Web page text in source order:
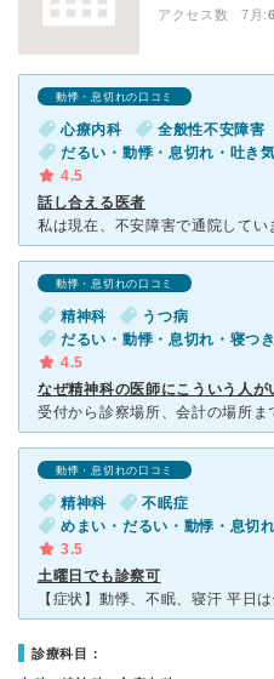
アクセス数 7月:
動悸・息切れの口コミ
心療内科
全般性不安障害
4.5
話し合える医者
動悸・息切れの口コミ
精神科
うつ病
4.5
なぜ精神科の医師にこういう人が
動悸・息切れの口コミ
精神科
不眠症
めまい・だるい・動悸・息切
3.5
土曜日でも診察可
診療科目：